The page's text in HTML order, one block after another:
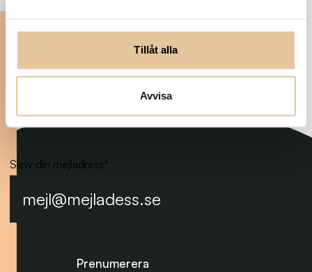
Tillåt alla
Avvisa
Prenumerera på nya
Var först med att få veta när
det kommer en ny
traineetjänst. Anmäl dig till
vårt nyhetsbrev:
Skriv din mejladress *